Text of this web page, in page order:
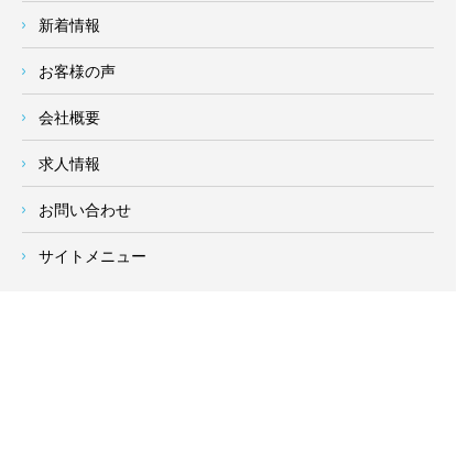
新着情報
お客様の声
会社概要
求人情報
お問い合わせ
サイトメニュー